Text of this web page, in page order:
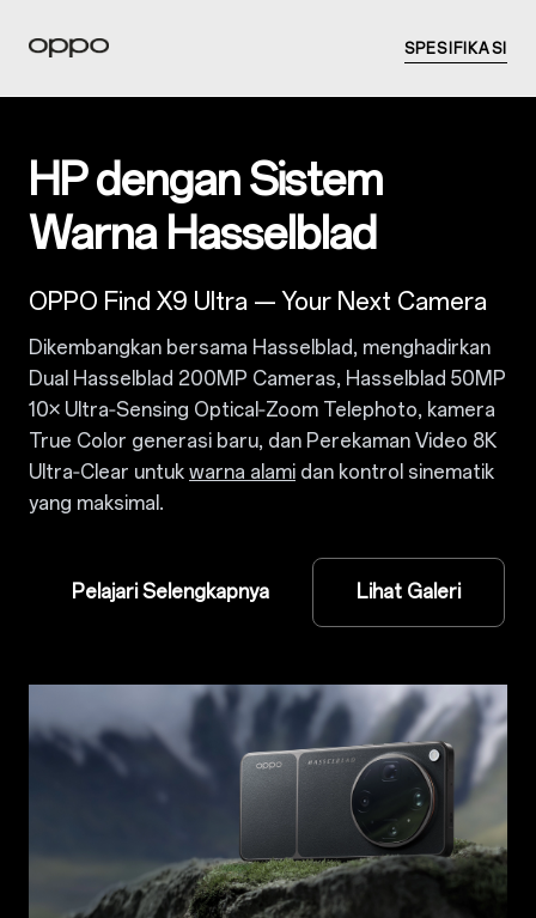
SPESIFIKASI
HP dengan Sistem
Warna Hasselblad
OPPO Find X9 Ultra — Your Next Camera
Dikembangkan bersama Hasselblad, menghadirkan
Dual Hasselblad 200MP Cameras, Hasselblad 50MP
10× Ultra‑Sensing Optical‑Zoom Telephoto, kamera
True Color generasi baru, dan Perekaman Video 8K
Ultra‑Clear untuk warna alami dan kontrol sinematik
yang maksimal.
Pelajari Selengkapnya Lihat Galeri